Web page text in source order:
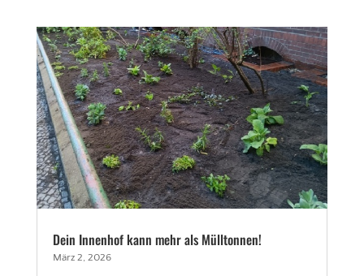
Dein Innenhof kann mehr als Mülltonnen!
März 2, 2026